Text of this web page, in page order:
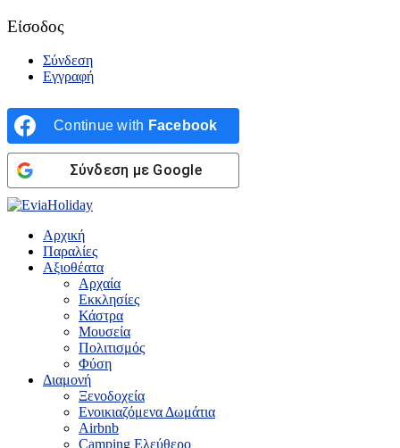
Είσοδος
Σύνδεση
Εγγραφή
Continue with Facebook
Σύνδεση με Google
Αρχική
Παραλίες
Αξιοθέατα
Αρχαία
Εκκλησίες
Κάστρα
Μουσεία
Πολιτισμός
Φύση
Διαμονή
Ξενοδοχεία
Ενοικιαζόμενα Δωμάτια
Airbnb
Camping Ελεύθερο